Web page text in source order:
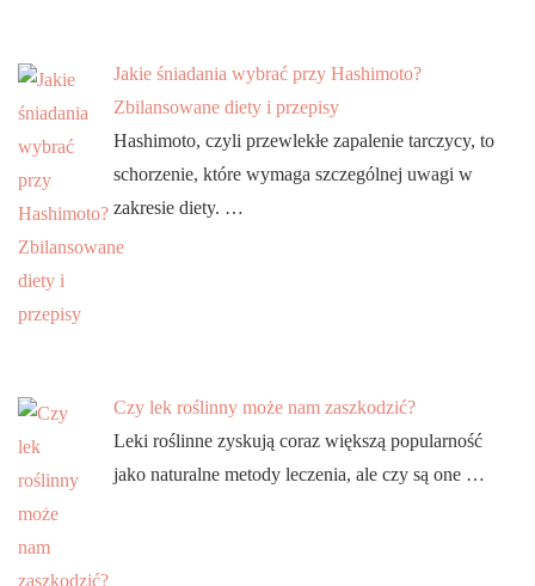
Jakie śniadania wybrać przy Hashimoto?
Zbilansowane diety i przepisy
Hashimoto, czyli przewlekłe zapalenie tarczycy, to
schorzenie, które wymaga szczególnej uwagi w
zakresie diety. …
Czy lek roślinny może nam zaszkodzić?
Leki roślinne zyskują coraz większą popularność
jako naturalne metody leczenia, ale czy są one …